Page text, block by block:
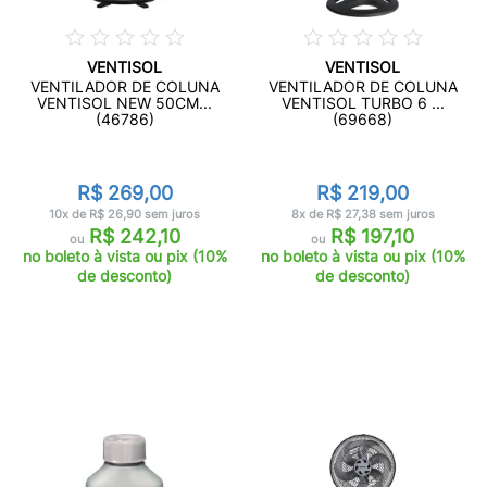
VENTISOL
VENTILADOR DE COLUNA
VENTISOL NEW 50CM...
(46786)
R$ 269,00
10x de R$ 26,90 sem juros
ouR$ 242,10
no boleto à vista ou pix (10%
de desconto)
VENTISOL
VENTILADOR DE COLUNA
VENTISOL TURBO 6 ...
(69668)
R$ 219,00
8x de R$ 27,38 sem juros
ou R$ 197,10
no boleto à vista ou pix (10%
de desconto)